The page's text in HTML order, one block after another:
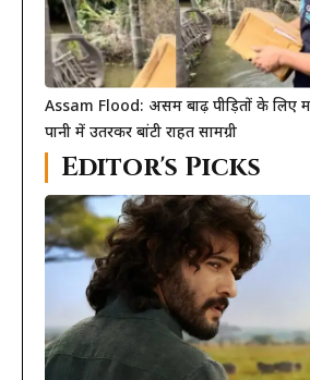
Assam Flood: असम बाढ़ पीड़ितों के लिए
पानी में उतरकर बांटी राहत सामग्री
Editor's Picks